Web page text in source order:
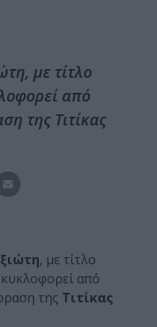
με τίτλο
από
της Τιτίκας
, με τίτλο
από
της Τιτίκας